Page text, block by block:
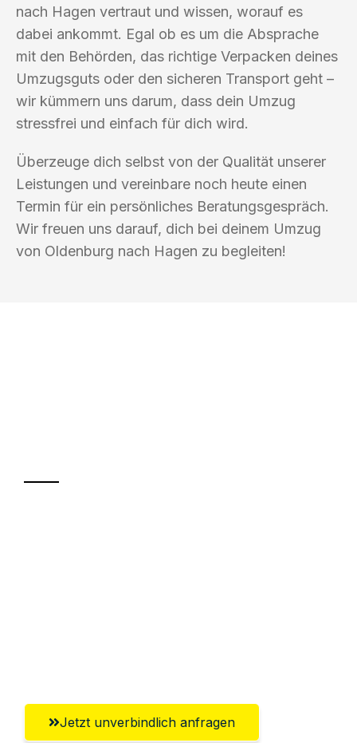
nach Hagen vertraut und wissen, worauf es
dabei ankommt. Egal ob es um die Absprache
mit den Behörden, das richtige Verpacken deines
Umzugsguts oder den sicheren Transport geht –
wir kümmern uns darum, dass dein Umzug
stressfrei und einfach für dich wird.
Überzeuge dich selbst von der Qualität unserer
Leistungen und vereinbare noch heute einen
Termin für ein persönliches Beratungsgespräch.
Wir freuen uns darauf, dich bei deinem Umzug
von Oldenburg nach Hagen zu begleiten!
Jetzt unverbindlich anfragen